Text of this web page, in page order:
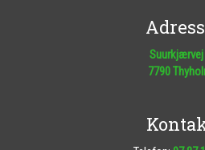
Suurkjærvej
7790